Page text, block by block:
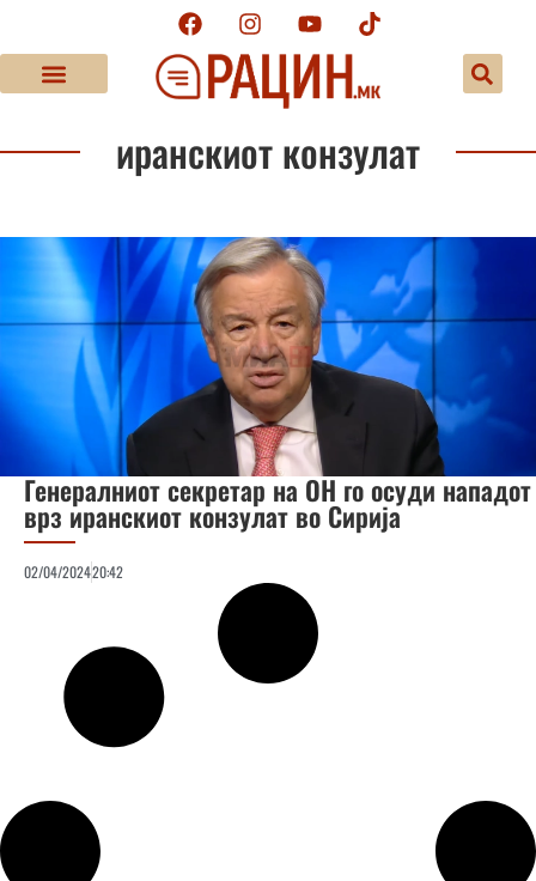
иранскиот конзулат
Генералниот секретар на ОН го осуди нападот
врз иранскиот конзулат во Сирија
02/04/202420:42